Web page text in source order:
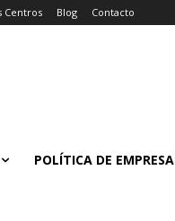
Centros Blog Contacto
POLÍTICA DE EMPRESA